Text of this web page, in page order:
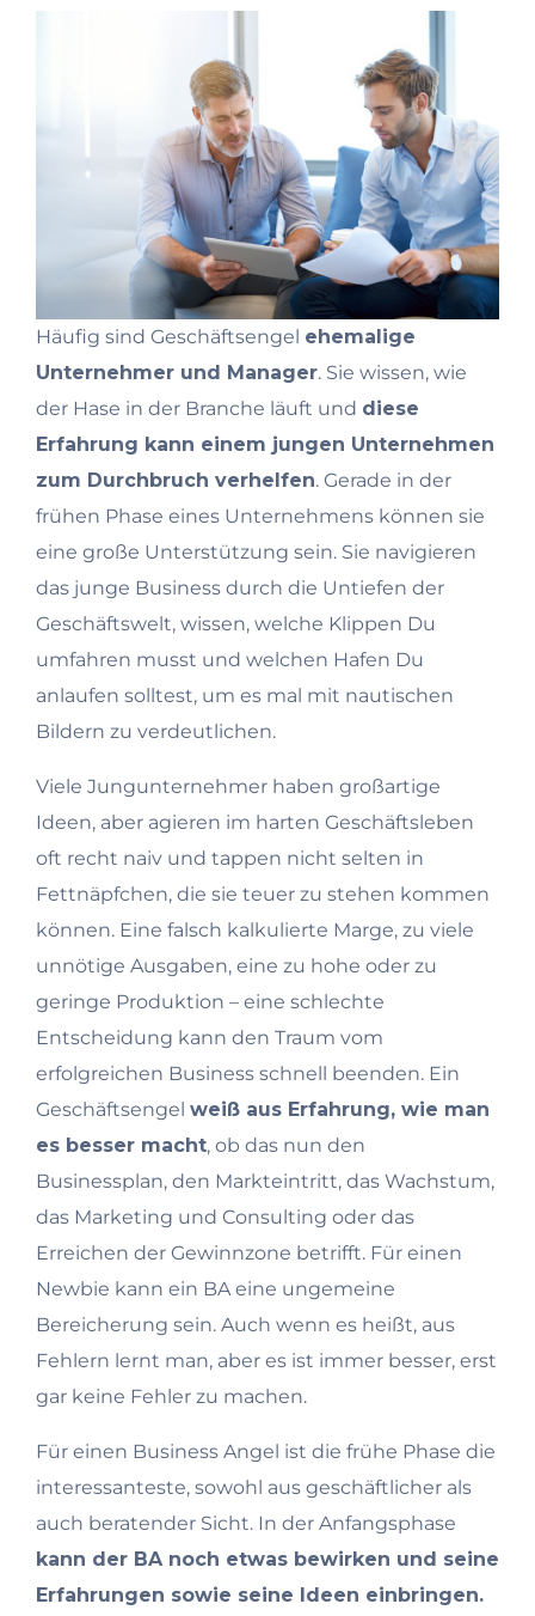
Häufig sind Geschäftsengel ehemalige
Unternehmer und Manager. Sie wissen, wie
der Hase in der Branche läuft und diese
Erfahrung kann einem jungen Unternehmen
zum Durchbruch verhelfen. Gerade in der
frühen Phase eines Unternehmens können sie
eine große Unterstützung sein. Sie navigieren
das junge Business durch die Untiefen der
Geschäftswelt, wissen, welche Klippen Du
umfahren musst und welchen Hafen Du
anlaufen solltest, um es mal mit nautischen
Bildern zu verdeutlichen.
Viele Jungunternehmer haben großartige
Ideen, aber agieren im harten Geschäftsleben
oft recht naiv und tappen nicht selten in
Fettnäpfchen, die sie teuer zu stehen kommen
können. Eine falsch kalkulierte Marge, zu viele
unnötige Ausgaben, eine zu hohe oder zu
geringe Produktion – eine schlechte
Entscheidung kann den Traum vom
erfolgreichen Business schnell beenden. Ein
Geschäftsengel weiß aus Erfahrung, wie man
es besser macht, ob das nun den
Businessplan, den Markteintritt, das Wachstum,
das Marketing und Consulting oder das
Erreichen der Gewinnzone betrifft. Für einen
Newbie kann ein BA eine ungemeine
Bereicherung sein. Auch wenn es heißt, aus
Fehlern lernt man, aber es ist immer besser, erst
gar keine Fehler zu machen.
Für einen Business Angel ist die frühe Phase die
interessanteste, sowohl aus geschäftlicher als
auch beratender Sicht. In der Anfangsphase
kann der BA noch etwas bewirken und seine
Erfahrungen sowie seine Ideen einbringen.